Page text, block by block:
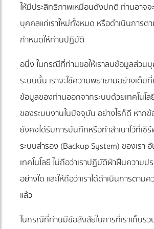
ให้มีประสิทธิภาพเหมือนดังปกติ ท่านอาจจ
บุคคลแก่เราใหม่ทั้งหมด หรือดำเนินการตา
กำหนดให้ท่านปฏิบัติ
อนึ่ง ในกรณีที่ท่านขอให้เราลบข้อมูลส่วน
ระบบนั้น เราจะใช้ความพยายามอย่างเต็ม
ข้อมูลของท่านออกจากระบบด้วยเทคโนโล
ของระบบงานในปัจจุบัน อย่างไรก็ดี หาก
ยังคงได้รับการบันทึกหรือทำสำเนาไว้ที่เซิ
ระบบสำรอง (Backup System) ของเรา
เทคโนโลยี ไม่ถือว่าเราปฏิบัติฝ่าฝืนความ
อย่างใด และให้ถือว่าเราได้ดำเนินการตา
แล้ว
ในกรณีที่ท่านมีข้อสังสัยในการที่เราเก็บรว